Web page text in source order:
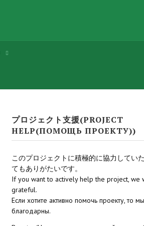
プロジェクト支援(PROJECT
HELP(ПОМОЩЬ ПРОЕКТУ))
このプロジェクトに積極的に協力してい
てもありがたいです。
If you want to actively help the project, we
grateful.
Если хотите активно помочь проекту, то
благодарны.